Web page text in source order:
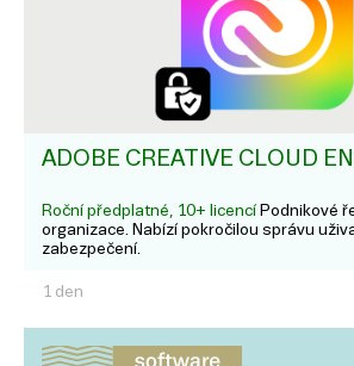
ADOBE CREATIVE CLOUD
Roční předplatné, 10+ licencí Podnikové
organizace. Nabízí pokročilou správu
zabezpečení.
1 den